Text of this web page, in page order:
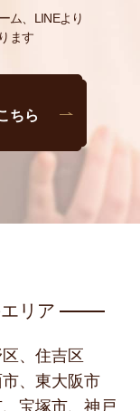
ム、LINEより
ます
ちら
リア
、住吉区
、東大阪市
宝塚市、神戸